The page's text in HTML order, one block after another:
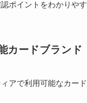
ポイントをわかりやす
カードブランド
アで利用可能なカー